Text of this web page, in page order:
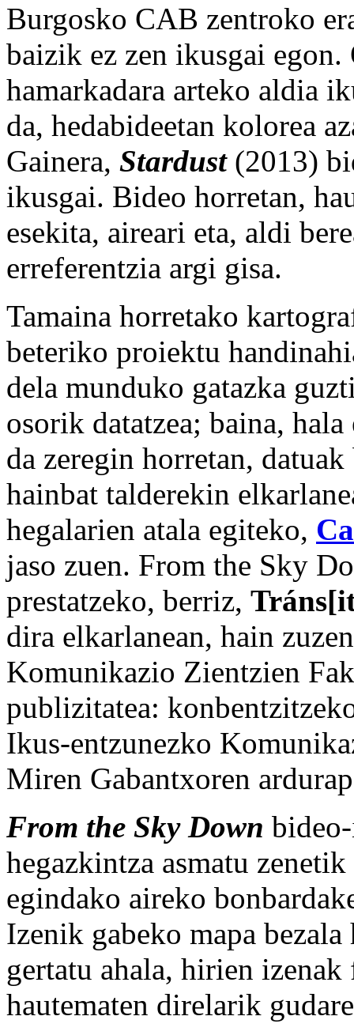
Burgosko CAB zentroko
baizik ez zen ikusgai
hamarkadara arteko aldia
da, hedabideetan kolorea
Gainera, Stardust(2013)
ikusgai. Bideo horretan,
esekita, aireari eta, aldi
erreferentzia argi gisa.
Tamaina horretako
beteriko proiektu
dela munduko gatazka
osorik datatzea; baina,
da zeregin horretan,
hainbat talderekin
hegalarien atala egiteko,
jaso zuen. From the Sky
prestatzeko, berriz,
dira elkarlanean, hain
Komunikazio Zientzien
publizitatea:
Ikus-entzunezko
Miren Gabantxoren
From the Sky Down
hegazkintza asmatu
egindako aireko
Izenik gabeko mapa
gertatu ahala, hirien
hautematen direlarik